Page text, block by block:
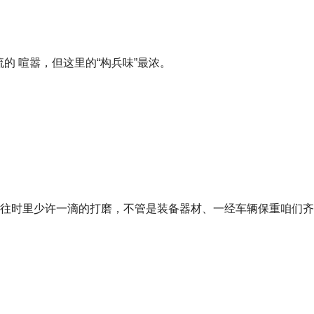
喧嚣，但这里的“构兵味”最浓。
时里少许一滴的打磨，不管是装备器材、一经车辆保重咱们